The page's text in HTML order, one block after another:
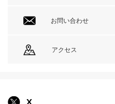
お問い合わせ
アクセス
X